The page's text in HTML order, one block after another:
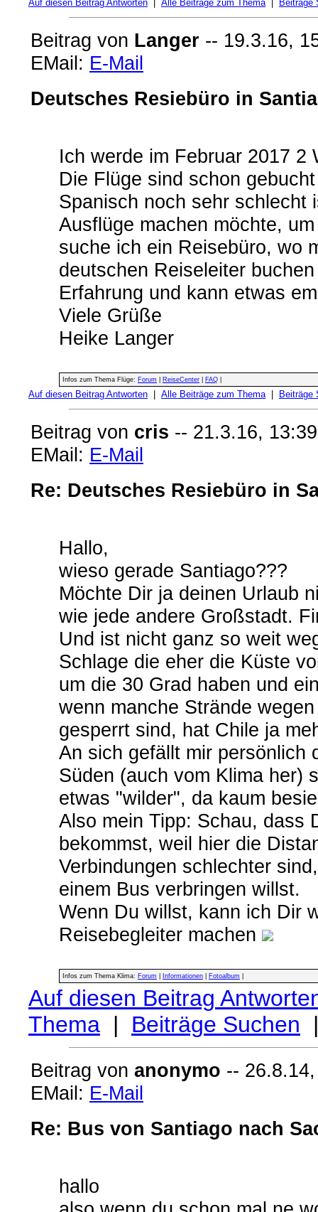
Auf diesen Beitrag Antworten Alle Beiträge zum Thema| Beiträge
Beitrag von Langer -- 19.3.16,
EMail: E-Mail
Deutsches Resiebüro in
Ich werde im Februar 2017 2
Die Flüge sind schon
Spanisch noch sehr schlecht
Ausflüge machen möchte,
suche ich ein Reisebüro, wo
deutschen Reiseleiter
Erfahrung und kann etwas
Viele Grüße
Heike Langer
Infos zum Thema Flüge: Forum ReiseCenter FAQ
Auf diesen Beitrag Antworten Alle Beiträge zum Thema| Beiträge
Beitrag von cris -- 21.3.16, 13:39
EMail: E-Mail
Re: Deutsches Resiebüro in
Hallo,
wieso gerade Santiago???
Möchte Dir ja deinen Urlaub
wie jede andere Großstadt.
Und ist nicht ganz so weit
Schlage die eher die Küste
um die 30 Grad haben und
wenn manche Strände
gesperrt sind, hat Chile ja
An sich gefällt mir persönlich
Süden (auch vom Klima her)
etwas "wilder", da kaum
Also mein Tipp: Schau, dass
bekommst, weil hier die
Verbindungen schlechter
einem Bus verbringen willst.
Wenn Du willst, kann ich Dir
Reisebegleiter machen
Infos zum Thema Klima: Forum Informationen Fotoalbum
Auf diesen Beitrag
Thema | Beiträge Suchen
Beitrag von anonymo --
EMail: E-Mail
Re: Bus von Santiago nach
hallo